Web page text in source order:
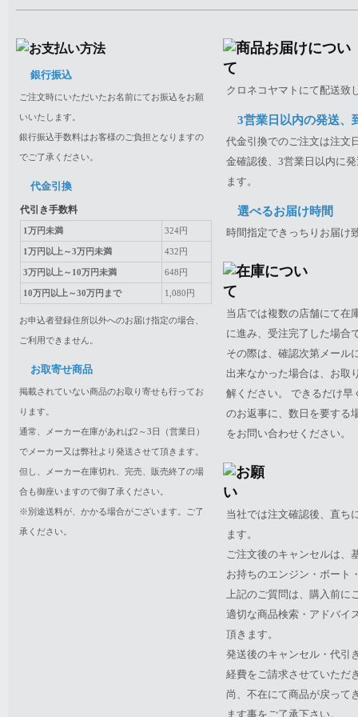
銀行振込
ご注文時にいただいたお名前にてお振込をお願
いいたします。
銀行振込手数料はお客様のご負担となりますの
でご了承ください。
代金引換
代引き手数料
1万円未満 324円
1万円以上～3万円未満 432円
3万円以上～10万円未満 648円
10万円以上～30万円まで 1,080円
お申込者登録住所以外へのお届け指定の場合、
ご利用できません。
お取寄せ商品
掲載されていない商品のお取り寄せも行ってお
ります。
通常、メーカー在庫があれば2～3日（営業日）
でメーカー又は弊社より発送させて頂きます。
但し、メーカー在庫切れ、完売、販売終了の場
合も御座いますので御了承ください。
※別途送料が、かかる場合がございます。ご了
承ください。
クロネコヤマトにて配送致
3営業日以内の発送、
代金引換でのご注文は注文
金確認後、3営業日以内に
ます。
選べるお届け時間
時間指定できっちりお届け
当店では複数の店舗にて在
に進み、受注完了した場合
その際は、確認次第メール
出来なかった場合は、お取
解ください。 できるだけ
のお返事に、数日を要する
をお問い合わせください。
当社では注文確認後、直ち
ます。
ご注文後のキャンセルは、
お持ちのエンジン・ボート
上記のご質問は、購入前に
適切な商品検索・アドバイ
頂きます。
発送後のキャンセル・代引
経費をご請求させていただ
尚、不在にて商品が戻って
ます事をご了承下さい。